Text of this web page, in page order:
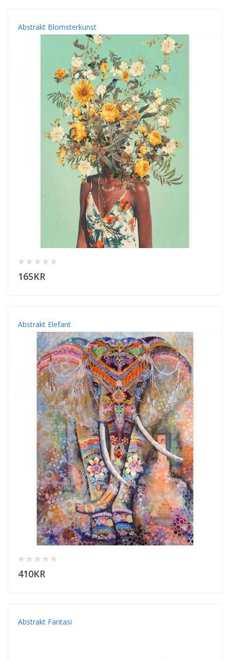
Abstrakt Blomsterkunst
165KR
Abstrakt Elefant
410KR
Abstrakt Fantasi